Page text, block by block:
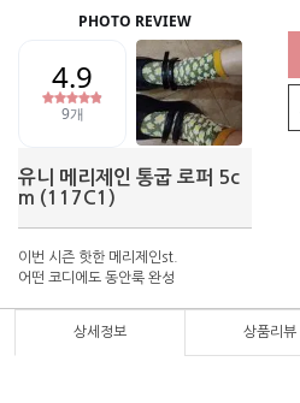
유니 메리제인 통굽 로퍼 5c
m (117C1)
이번 시즌 핫한 메리제인st.
어떤 코디에도 동안룩 완성
상세정보 상품리뷰